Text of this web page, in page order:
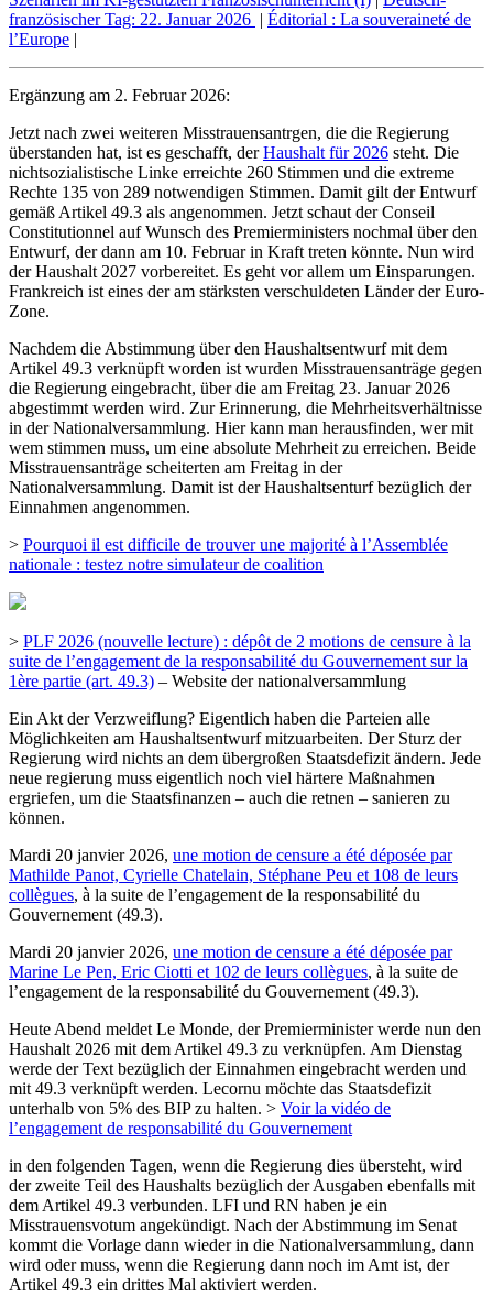
französischer Tag: 22. Januar 2026 | Éditorial : La souveraineté de
l’Europe |
Ergänzung am 2. Februar 2026:
Jetzt nach zwei weiteren Misstrauensantrgen, die die Regierung
überstanden hat, ist es geschafft, derHaushalt für 2026 steht. Die
nichtsozialistische Linke erreichte 260 Stimmen und die extreme
Rechte 135 von 289 notwendigen Stimmen. Damit gilt der Entwurf
gemäß Artikel 49.3 als angenommen. Jetzt schaut der Conseil
Constitutionnel auf Wunsch des Premierministers nochmal über den
Entwurf, der dann am 10. Februar in Kraft treten könnte. Nun wird
der Haushalt 2027 vorbereitet. Es geht vor allem um Einsparungen.
Frankreich ist eines der am stärksten verschuldeten Länder der Euro-
Zone.
Nachdem die Abstimmung über den Haushaltsentwurf mit dem
Artikel 49.3 verknüpft worden ist wurden Misstrauensanträge gegen
die Regierung eingebracht, über die am Freitag 23. Januar 2026
abgestimmt werden wird. Zur Erinnerung, die Mehrheitsverhältnisse
in der Nationalversammlung. Hier kann man herausfinden, wer mit
wem stimmen muss, um eine absolute Mehrheit zu erreichen. Beide
Misstrauensanträge scheiterten am Freitag in der
Nationalversammlung. Damit ist der Haushaltsenturf bezüglich der
Einnahmen angenommen.
> Pourquoi il est difficile de trouver une majorité à l’Assemblée
nationale : testez notre simulateur de coalition
> PLF 2026 (nouvelle lecture) : dépôt de 2 motions de censure à la
suite de l’engagement de la responsabilité du Gouvernement sur la
1ère partie (art. 49.3) – Website der nationalversammlung
Ein Akt der Verzweiflung? Eigentlich haben die Parteien alle
Möglichkeiten am Haushaltsentwurf mitzuarbeiten. Der Sturz der
Regierung wird nichts an dem übergroßen Staatsdefizit ändern. Jede
neue regierung muss eigentlich noch viel härtere Maßnahmen
ergriefen, um die Staatsfinanzen – auch die retnen – sanieren zu
können.
Mardi 20 janvier 2026, une motion de censure a été déposée par
Mathilde Panot, Cyrielle Chatelain, Stéphane Peu et 108 de leurs
collègues, à la suite de l’engagement de la responsabilité du
Gouvernement (49.3).
Mardi 20 janvier 2026, une motion de censure a été déposée par
Marine Le Pen, Eric Ciotti et 102 de leurs collègues, à la suite de
l’engagement de la responsabilité du Gouvernement (49.3).
Heute Abend meldet Le Monde, der Premierminister werde nun den
Haushalt 2026 mit dem Artikel 49.3 zu verknüpfen. Am Dienstag
werde der Text bezüglich der Einnahmen eingebracht werden und
mit 49.3 verknüpft werden. Lecornu möchte das Staatsdefizit
unterhalb von 5% des BIP zu halten. > Voir la vidéo de
l’engagement de responsabilité du Gouvernement
in den folgenden Tagen, wenn die Regierung dies übersteht, wird
der zweite Teil des Haushalts bezüglich der Ausgaben ebenfalls mit
dem Artikel 49.3 verbunden. LFI und RN haben je ein
Misstrauensvotum angekündigt. Nach der Abstimmung im Senat
kommt die Vorlage dann wieder in die Nationalversammlung, dann
wird oder muss, wenn die Regierung dann noch im Amt ist, der
Artikel 49.3 ein drittes Mal aktiviert werden.